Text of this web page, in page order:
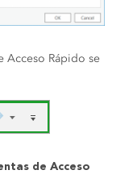
Acceso Rápido se
de Acceso